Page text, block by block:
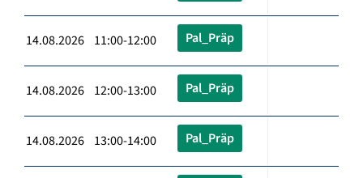
14.08.2026 11:00-12:00 Pal_Präp
14.08.2026 12:00-13:00 Pal_Präp
14.08.2026 13:00-14:00 Pal_Präp